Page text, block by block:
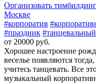
Организовать
Москве
#корпоратив
#праздник #танцевальный
от 20000 руб.
Хорошее настроение
веселье появляются
учитесь танцевать. Все
музыкальный